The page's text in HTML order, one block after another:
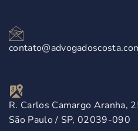
R. Carlos Camargo Aranha,
São Paulo / SP, 02039-090